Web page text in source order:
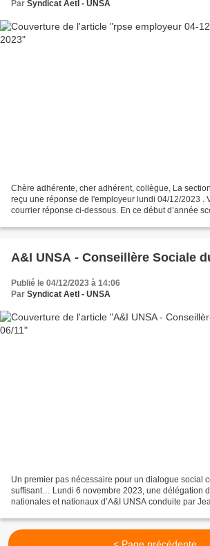
Par Syndicat AetI - UNSA
Chère adhérente, cher adhérent, collègue, La
reçu une réponse de l'employeur lundi 04/12/2023 .
courrier réponse ci-dessous. En ce début d’année
A&I UNSA - Conseillère Sociale
Publié le 04/12/2023 à 14:06
Par Syndicat AetI - UNSA
Un premier pas nécessaire pour un dialogue social
suffisant… Lundi 6 novembre 2023, une délégation
nationales et nationaux d’A&I UNSA conduite par
< Page précédente